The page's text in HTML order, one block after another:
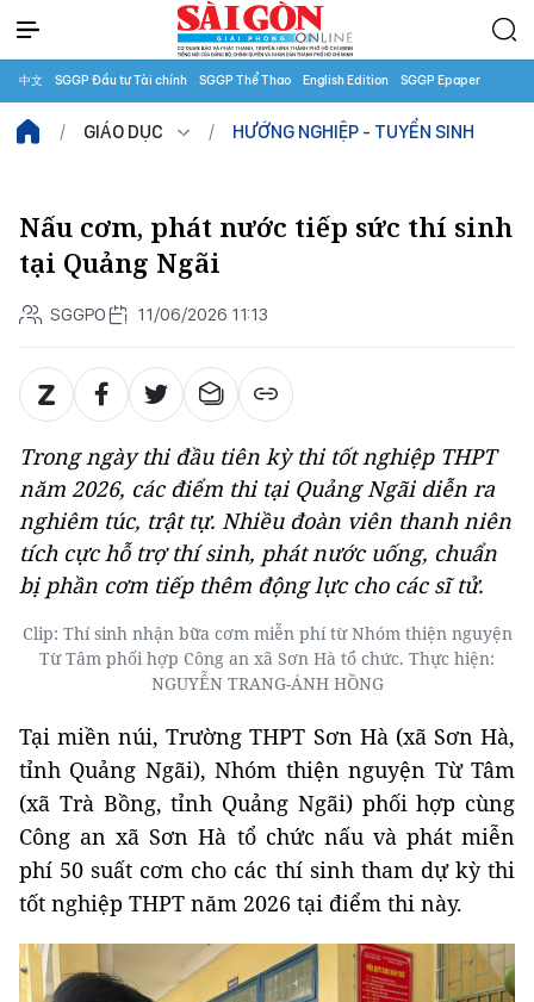
中文 SGGP Đầu tư Tài chính SGGP Thể Thao English Edition SGGP Epaper
GIÁO DỤC HƯỚNG NGHIỆP - TUYỂN SINH
Nấu cơm, phát nước tiếp sức thí sinh
tại Quảng Ngãi
SGGPO 11/06/2026 11:13
Trong ngày thi đầu tiên kỳ thi tốt nghiệp THPT
năm 2026, các điểm thi tại Quảng Ngãi diễn ra
nghiêm túc, trật tự. Nhiều đoàn viên thanh niên
tích cực hỗ trợ thí sinh, phát nước uống, chuẩn
bị phần cơm tiếp thêm động lực cho các sĩ tử.
Clip: Thí sinh nhận bữa cơm miễn phí từ Nhóm thiện nguyện
Từ Tâm phối hợp Công an xã Sơn Hà tổ chức. Thực hiện:
NGUYỄN TRANG-ÁNH HỒNG
Tại miền núi, Trường THPT Sơn Hà (xã Sơn Hà,
tỉnh Quảng Ngãi), Nhóm thiện nguyện Từ Tâm
(xã Trà Bồng, tỉnh Quảng Ngãi) phối hợp cùng
Công an xã Sơn Hà tổ chức nấu và phát miễn
phí 50 suất cơm cho các thí sinh tham dự kỳ thi
tốt nghiệp THPT năm 2026 tại điểm thi này.